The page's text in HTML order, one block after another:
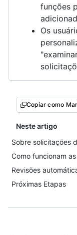
funções
Os
Copiar como
Neste artigo
Sobre solicitações
Como funcionam
Revisões
Próximas Etapas